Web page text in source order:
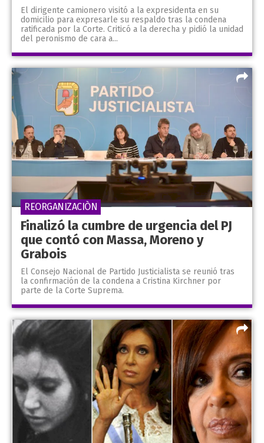
El dirigente camionero visitó a la expresidenta en su
domicilio para expresarle su respaldo tras la condena
ratificada por la Corte. Criticó a la derecha y pidió la unidad
del peronismo de cara a...
Finalizó la cumbre de urgencia del PJ
que contó con Massa, Moreno y
Grabois
El Consejo Nacional de Partido Justicialista se reunió tras
la confirmación de la condena a Cristina Kirchner por
parte de la Corte Suprema.
REORGANIZACIÒN